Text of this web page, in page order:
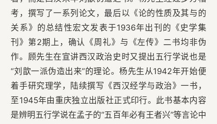
考，撰写了一系列论文，最后以《论的性质及其与的
关系》的总结性宏文发表于1936年出刊的《史学集
刊》第2期上，确认《周礼》与《左传》二书均非伪
作。顾先生在宣讲西汉政治史时又提出五行学说也是
“刘歆一派伪造出来”的理论。杨先生从1942年开始便
着手研究理学，陆续撰写《西汉经学与政治》一书，
至1945年由重庆独立出版社正式印行。此书基本内容
是辨明五行学说在孟子的“五百年必有王者兴”等言论中